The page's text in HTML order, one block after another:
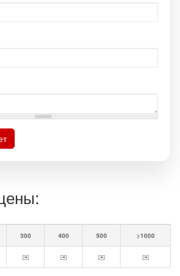
300 400 500 >1000
✉️ ✉️ ✉️ ✉️